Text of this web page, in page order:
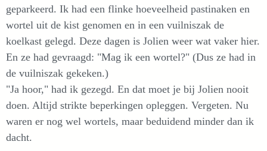
geparkeerd. Ik had een flinke hoeveelheid pastinaken en
wortel uit de kist genomen en in een vuilniszak de
koelkast gelegd. Deze dagen is Jolien weer wat vaker hier.
En ze had gevraagd: "Mag ik een wortel?" (Dus ze had in
de vuilniszak gekeken.)
"Ja hoor," had ik gezegd. En dat moet je bij Jolien nooit
doen. Altijd strikte beperkingen opleggen. Vergeten. Nu
waren er nog wel wortels, maar beduidend minder dan ik
dacht.